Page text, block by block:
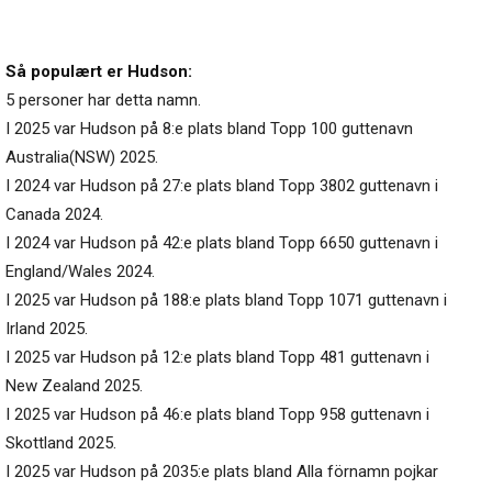
Så populært er Hudson:
5 personer har detta namn.
I 2025 var Hudson på 8:e plats bland Topp 100 guttenavn
Australia(NSW) 2025.
I 2024 var Hudson på 27:e plats bland Topp 3802 guttenavn i
Canada 2024.
I 2024 var Hudson på 42:e plats bland Topp 6650 guttenavn i
England/Wales 2024.
I 2025 var Hudson på 188:e plats bland Topp 1071 guttenavn i
Irland 2025.
I 2025 var Hudson på 12:e plats bland Topp 481 guttenavn i
New Zealand 2025.
I 2025 var Hudson på 46:e plats bland Topp 958 guttenavn i
Skottland 2025.
I 2025 var Hudson på 2035:e plats bland Alla förnamn pojkar